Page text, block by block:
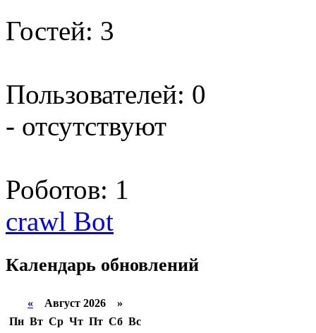
Гостей: 3
Пользователей: 0
- отсутствуют
Роботов: 1
crawl Bot
Календарь обновлений
« Август 2026 »
Пн Вт Ср Чт Пт Сб Вс